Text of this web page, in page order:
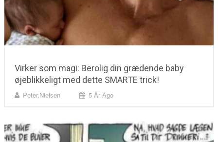
Virker som magi: Berolig din grædende baby
øjeblikkeligt med dette SMARTE trick!
Peter.nielsen 5 År Ago